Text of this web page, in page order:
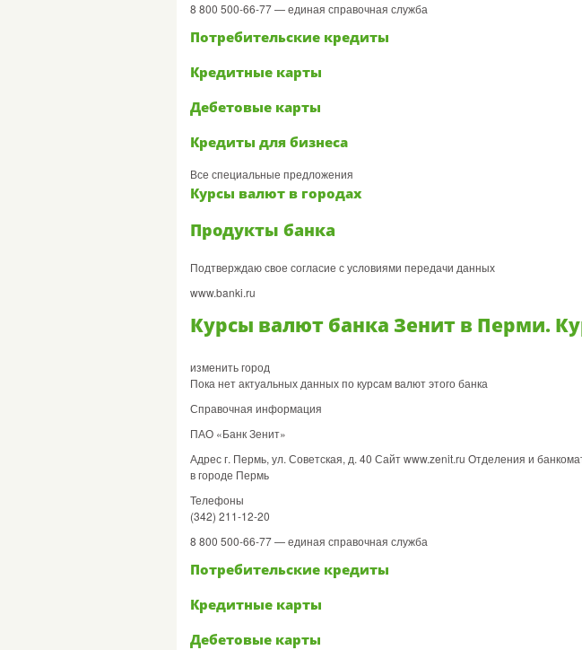
8 800 500-66-77 — единая справочная служба
Потребительские кредиты
Кредитные карты
Дебетовые карты
Кредиты для бизнеса
Все специальные предложения
Курсы валют в городах
Продукты банка
Подтверждаю свое согласие с условиями передачи данных
www.banki.ru
Курсы валют банка Зенит в Перми.
изменить город
Пока нет актуальных данных по курсам валют этого банка
Справочная информация
ПАО «Банк Зенит»
Адрес г. Пермь, ул. Советская, д. 40 Сайт www.zenit.ru Отделения и
в городе Пермь
Телефоны
(342) 211-12-20
8 800 500-66-77 — единая справочная служба
Потребительские кредиты
Кредитные карты
Дебетовые карты